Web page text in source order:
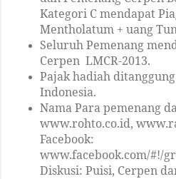
Kategori C mendapat
Mentholatum + uang
Seluruh Pemenang
Cerpen LMCR-2013.
Pajak hadiah
Indonesia.
Nama Para pemenang
www.rohto.co.id,
Facebook:
www.facebook.com/#!/
Diskusi: Puisi, Cerpen